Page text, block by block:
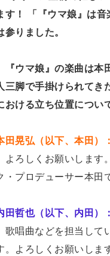
す！
「『ウマ娘』は
参りました。
『ウマ娘』の楽曲は本
三脚で手掛けられてき
おける立ち位置につい
田晃弘（以下、本田）
：
よろしくお願いします
・プロデューサー本田
田哲也（以下、内田）：
歌唱曲などを担当して
。よろしくお願いしま